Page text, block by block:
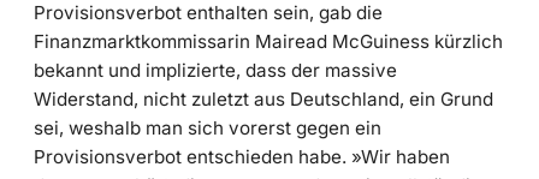
Provisionsverbot enthalten sein, gab die
Finanzmarktkommissarin Mairead McGuiness kürzlich
bekannt und implizierte, dass der massive
Widerstand, nicht zuletzt aus Deutschland, ein Grund
sei, weshalb man sich vorerst gegen ein
Provisionsverbot entschieden habe. »Wir haben